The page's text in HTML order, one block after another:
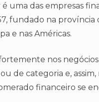
uma das empresas
fundado na província
e nas Américas.
nos
de categoria e,
financeiro se